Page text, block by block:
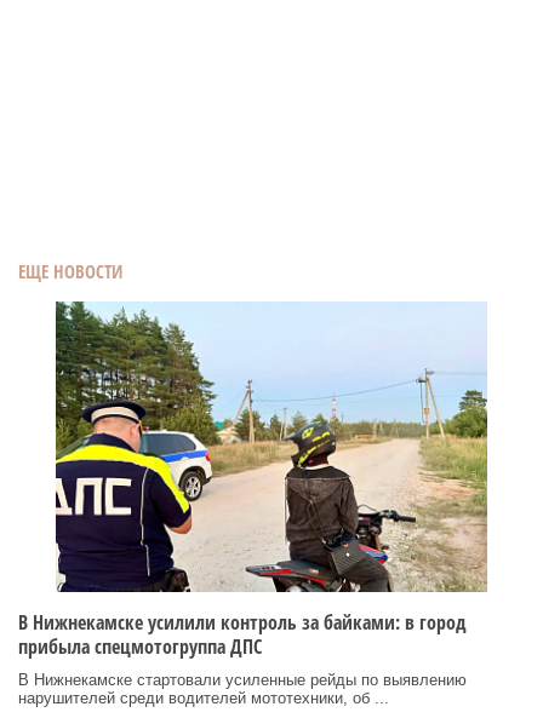
ЕЩЕ НОВОСТИ
В Нижнекамске усилили контроль за байками: в город
прибыла спецмотогруппа ДПС
В Нижнекамске стартовали усиленные рейды по выявлению
нарушителей среди водителей мототехники, об ...